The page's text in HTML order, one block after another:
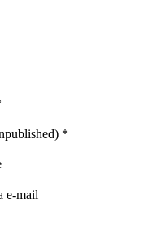
*
e-mail